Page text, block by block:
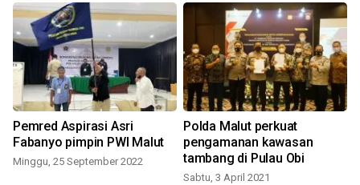
Pemred Aspirasi Asri
Fabanyo pimpin PWI Malut
Minggu, 25 September 2022
Polda Malut perkuat
pengamanan kawasan
tambang di Pulau Obi
Sabtu, 3 April 2021